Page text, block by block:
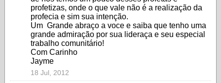
profetizas, onde o que vale não é a realização da
profecia e sim sua intenção.
Um Grande abraço a voce e saiba que tenho uma
grande admiração por sua lideraça e seu especial
trabalho comunitário!
Com Carinho
Jayme
18 Jul, 2012